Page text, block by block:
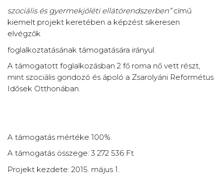
szociális és gyermekjóléti ellátórendszerben”című
kiemelt projekt keretében a képzést sikeresen
elvégzők
foglalkoztatásának támogatására irányul.
A támogatott foglalkozásban 2 fő roma nő vett részt,
mint szociális gondozó és ápoló a Zsarolyáni Reformétus
Idősek Otthonában.
A támogatás mértéke 100%.
A támogatás összege: 3 272 536 Ft
Projekt kezdete: 2015. május 1.